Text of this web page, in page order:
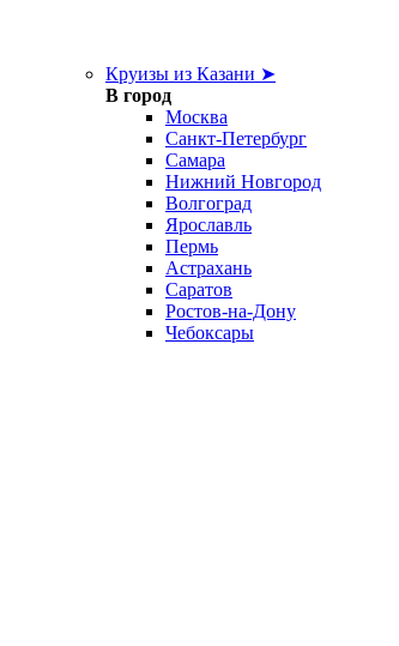
Круизы из Казани ➤
В город
Москва
Санкт-Петербург
Самара
Нижний Новгород
Волгоград
Ярославль
Пермь
Астрахань
Саратов
Ростов-на-Дону
Чебоксары